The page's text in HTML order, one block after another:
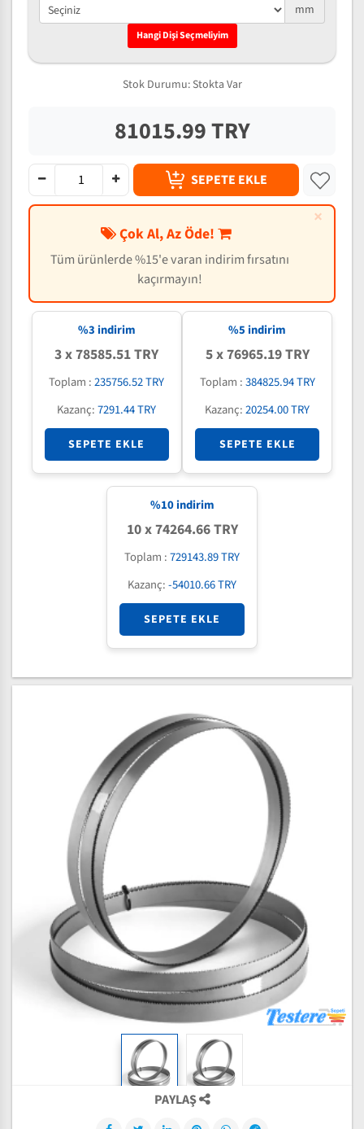
mm
Hangi Dişi Seçmeliyim
Stok Durumu: Stokta Var
81015.99 TRY
SEPETE EKLE
×
Çok Al, Az Öde!
Tüm ürünlerde %15'e varan indirim fırsatını
kaçırmayın!
%3 indirim
3 x 78585.51 TRY
Toplam :235756.52 TRY
Kazanç:7291.44 TRY
SEPETE EKLE
%5 indirim
5 x 76965.19 TRY
Toplam :384825.94 TRY
Kazanç:20254.00 TRY
SEPETE EKLE
%10indirim
10 x 74264.66 TRY
Toplam :729143.89 TRY
Kazanç:-54010.66 TRY
SEPETE EKLE
PAYLAŞ